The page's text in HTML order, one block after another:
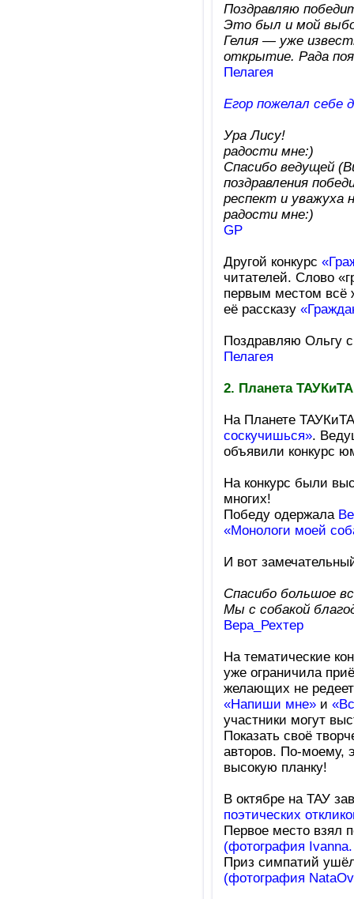
Поздравляю
Это был и мой
Гелия — уже
открытие. Рада
Пелагея
Егор пожелал себе
Ура Лису!
радости мне:)
Спасибо ведущей
поздравления
респект и уважуха
радости мне:)
GP
Другой конкурс
читателей. Слово
первым местом всё
её рассказу
Поздравляю Ольгу
Пелагея
2. Планета ТАУКиТА
На Планете
соскучишься».
объявили конкурс
На конкурс были
многих!
Победу одержала
«Монологи моей
И вот
Спасибо большое
Мы с собакой
Вера_Рехтер
На тематические
уже ограничила
желающих не
«Напиши мне»и
участники могут
Показать своё
авторов. По-моему,
высокую планку!
В октябре на ТАУ
поэтических
Первое место взял
(фотография
Приз симпатий
(фотография